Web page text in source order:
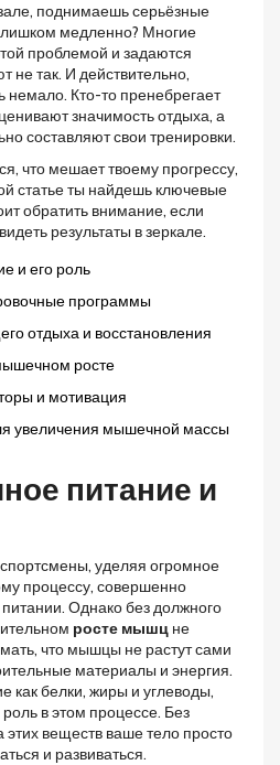
поднимаешь серьёзные
медленно? Многие
проблемой и задаются
не так. И действительно,
немало. Кто-то пренебрегает
значимость отдыха, а
составляют свои тренировки.
что мешает твоему прогрессу,
статье ты найдешь ключевые
обратить внимание, если
результаты в зеркале.
и его роль
программы
отдыха и восстановления
росте
и мотивация
увеличения мышечной массы
питание и
уделяя огромное
процессу, совершенно
Однако без должного
росте мышц не
что мышцы не растут сами
материалы и энергия.
как белки, жиры и углеводы,
в этом процессе. Без
этих веществ ваше тело просто
и развиваться.